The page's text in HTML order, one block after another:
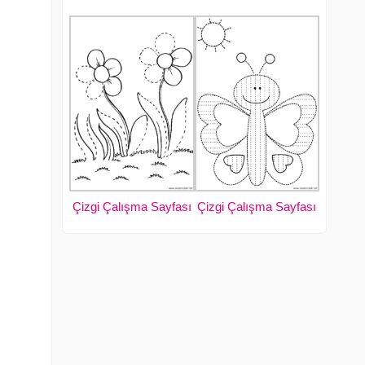
Çizgi Çalışma Sayfası Çizgi Çalışma Sayfası